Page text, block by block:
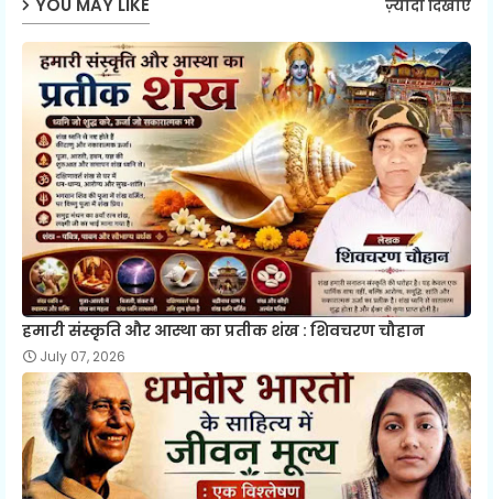
ज़्यादा दिखाएं
हमारी संस्कृति और आस्था का प्रतीक शंख : शिवचरण चौहान
July 07, 2026